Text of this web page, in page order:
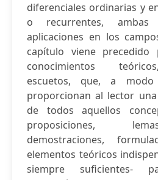
diferenciales ordinarias y
o recurrentes, ambas
aplicaciones en los
capítulo viene
conocimientos
escuetos, que, a
proporcionan al lector
de todos aquellos
proposiciones,
demostraciones,
elementos teóricos
siempre suficientes-